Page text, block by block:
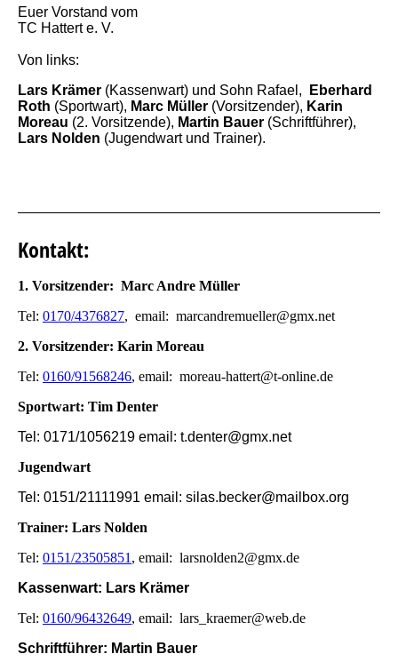
Euer Vorstand vom
TC Hattert e. V.
Von links:
Lars Krämer (Kassenwart) und Sohn Rafael,
Eberhard
Roth (Sportwart), Marc Müller (Vorsitzender), Karin
Moreau (2. Vorsitzende), Martin Bauer (Schriftführer),
Lars Nolden (Jugendwart und Trainer).
Kontakt:
1. Vorsitzender: Marc Andre Müller
Tel: 0170/4376827, email: marcandremueller@gmx.net
2. Vorsitzender: Karin Moreau
Tel: 0160/91568246, email: moreau-hattert@t-online.de
Sportwart: Tim Denter
Tel: 0171/1056219 email: t.denter@gmx.net
Jugendwart
Te l: 0151/21111991 email: silas.becker@mailbox.org
Trainer: Lars Nolden
Tel: 0151/23505851 , email: larsnolden2@gmx.de
Kassenwart: Lars Krämer
Tel: 0160/96432649, email: lars_kraemer@web.de
Schriftführer: Martin Bauer